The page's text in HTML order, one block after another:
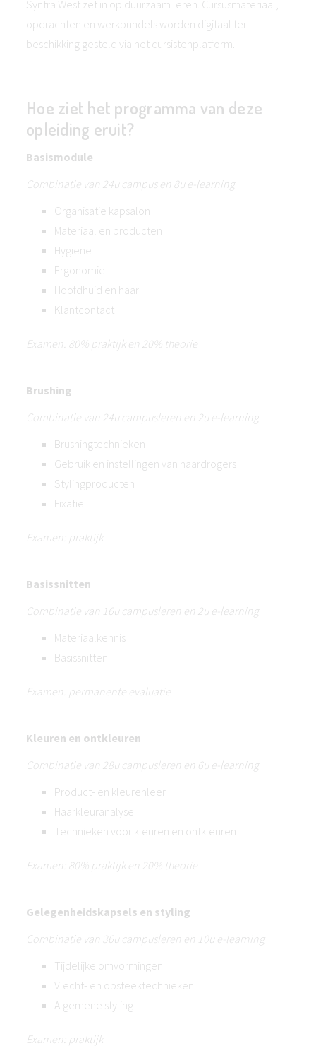
Syntra West zet in op duurzaam leren. Cursusmateriaal,
opdrachten en werkbundels worden digitaal ter
beschikking gesteld via het cursistenplatform.
Hoe ziet het programma van deze
opleiding eruit?
Basismodule
Combinatie van 24u campus en 8u e-learning
Organisatie kapsalon
Materiaal en producten
Hygiëne
Ergonomie
Hoofdhuid en haar
Klantcontact
Examen: 80% praktijk en 20% theorie
Brushing
Combinatie van 24u campusleren en 2u e-learning
Brushingtechnieken
Gebruik en instellingen van haardrogers
Stylingproducten
Fixatie
Examen: praktijk
Basissnitten
Combinatie van 16u campusleren en 2u e-learning
Materiaalkennis
Basissnitten
Examen: permanente evaluatie
Kleuren en ontkleuren
Combinatie van 28u campusleren en 6u e-learning
Product- en kleurenleer
Haarkleuranalyse
Technieken voor kleuren en ontkleuren
Examen: 80% praktijk en 20% theorie
Gelegenheidskapsels en styling
Combinatie van 36u campusleren en 10u e-learning
Tijdelijke omvormingen
Vlecht- en opsteektechnieken
Algemene styling
Examen: praktijk